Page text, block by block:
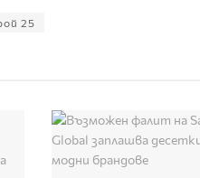
25